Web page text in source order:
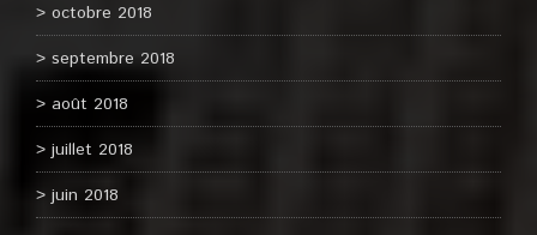
octobre 2018
septembre 2018
août 2018
juillet 2018
juin 2018